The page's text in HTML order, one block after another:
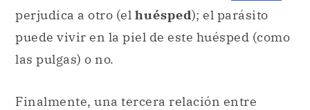
Finalmente, una tercera relación entre
organismos es la demutualismoo
sintrofismo . Dos partes